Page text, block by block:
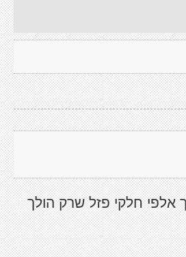
אלפי חלקי פזל שרק הולך